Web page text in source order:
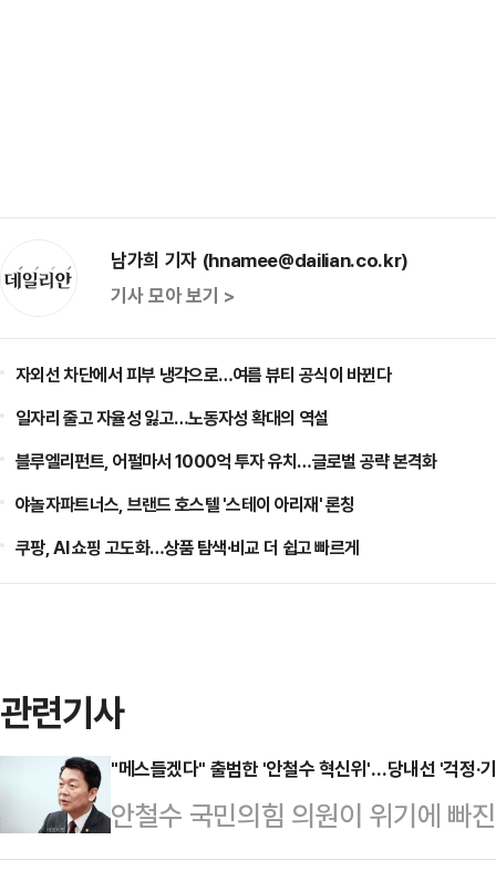
남가희 기자 (hnamee@dailian.co.kr)
기사 모아 보기 >
자외선 차단에서 피부 냉각으로…여름 뷰티 공식이 바뀐다
일자리 줄고 자율성 잃고…노동자성 확대의 역설
블루엘리펀트, 어펄마서 1000억 투자 유치…글로벌 공략 본격화
야놀자파트너스, 브랜드 호스텔 '스테이 아리재' 론칭
쿠팡, AI 쇼핑 고도화…상품 탐색·비교 더 쉽고 빠르게
관련기사
"메스들겠다" 출범한 '안철수 혁신위'…당내선 '걱정·
안철수 국민의힘 의원이 위기에 빠
잡게 됐다. 당내에선 안 의원이 차